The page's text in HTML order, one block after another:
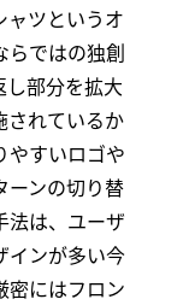
ャツというオ
らではの独創
部分を拡大
されているか
やすいロゴや
ーンの切り替
法は、ユーザ
インが多い今
密にはフロン